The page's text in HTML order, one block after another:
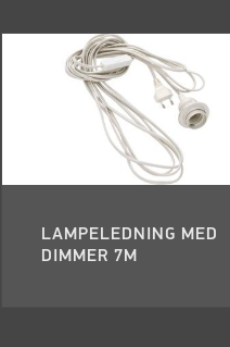
LAMPELEDNING MED
DIMMER 7M